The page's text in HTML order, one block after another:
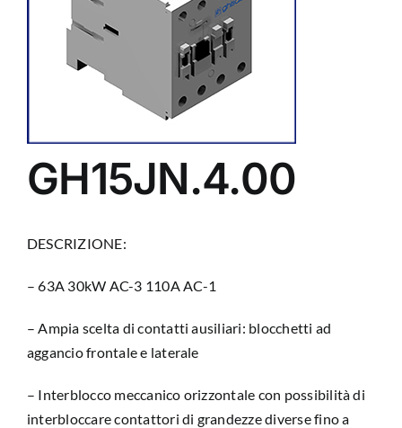
GH15JN.4.00
DESCRIZIONE:
– 63A 30kW AC-3 110A AC-1
– Ampia scelta di contatti ausiliari: blocchetti ad
aggancio frontale e laterale
– Interblocco meccanico orizzontale con possibilità di
interbloccare contattori di grandezze diverse fino a